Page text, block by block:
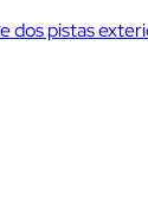
pistas